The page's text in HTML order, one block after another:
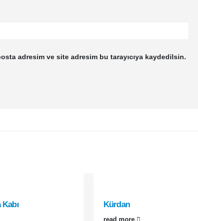
adresim ve site adresim bu tarayıcıya kaydedilsin.
Kürdan